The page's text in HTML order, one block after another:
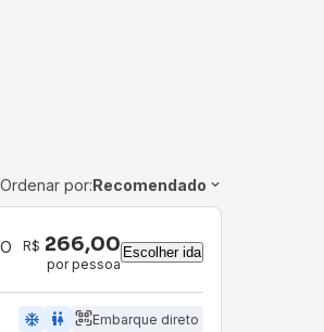
Ordenar por:Recomendado
R$ 266,00
por pessoa
Escolher ida
ac_unit wc Embarque direto